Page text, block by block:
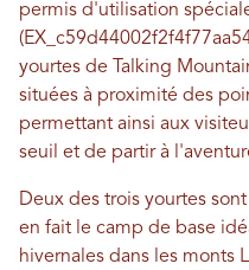
permis d'utilisation
yourtes de Talking
situées à proximité des
permettant ainsi aux
seuil et de partir à
Deux des trois yourtes
en fait le camp de base
hivernales dans les monts